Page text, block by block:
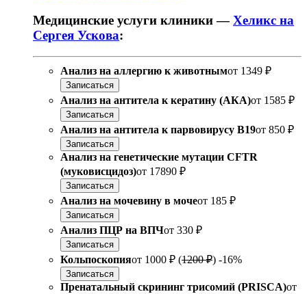
Медицинские услуги клиники —Хеликс на
Сергея Ускова:
Анализ на аллергию к животнымот 1349 ₽
Записаться
Анализ на антитела к кератину (АКА)от 1585 ₽
Записаться
Анализ на антитела к парвовирусу B19от 850 ₽
Записаться
Анализ на генетические мутации CFTR
(муковисцидоз)от 17890 ₽
Записаться
Анализ на мочевину в мочеот 185 ₽
Записаться
Анализ ПЦР на ВПЧот 330 ₽
Записаться
Кольпоскопияот 1000 ₽ (1200 ₽) -16%
Записаться
Пренатальный скрининг трисомий (PRISCA)от